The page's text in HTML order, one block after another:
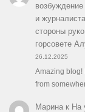
и
стороны
горсовете
26.12.2025
Amazing blog!
from
Маринак На